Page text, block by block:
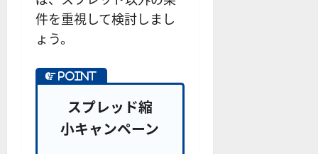
件を重視して検討しまし
ょう。
スプレッド縮
小キャンペーン